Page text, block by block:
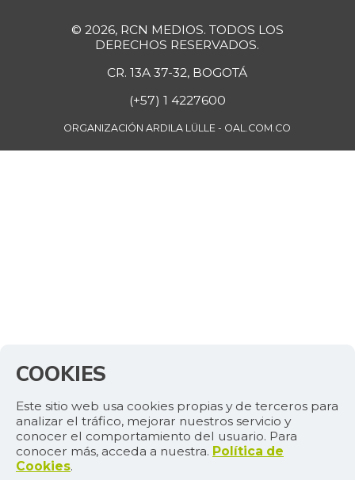
© 2026, RCN MEDIOS. TODOS LOS
DERECHOS RESERVADOS.
CR. 13A 37-32, BOGOTÁ
(+57) 1 4227600
ORGANIZACIÓN ARDILA LÜLLE - OAL.COM.CO
COOKIES
Este sitio web usa cookies propias y de terceros para
analizar el tráfico, mejorar nuestros servicio y
conocer el comportamiento del usuario. Para
conocer más, acceda a nuestra. Política de
Cookies.